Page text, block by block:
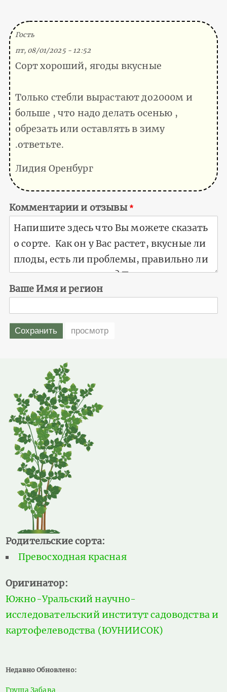
Гость
пт, 08/01/2025 - 12:52
Сорт хороший, ягоды вкусные
Только стебли вырастают до2000м и
больше , что надо делать осенью ,
обрезать или оставлять в зиму
.ответьте.
Лидия Оренбург
Комментарии и отзывы
Ваше Имя и регион
Родительские сорта:
Превосходная красная
Оригинатор:
Южно-Уральский научно-
исследовательский институт садоводства и
картофелеводства (ЮУНИИСОК)
Недавно Обновлено:
Груша Забава